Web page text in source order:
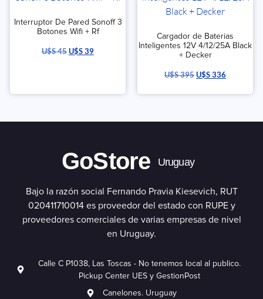
Interruptor De Pared Sonoff 3
Botones Wifi + Rf
U$S45U$S39
Cargador de Baterias
Inteligentes 12V 4/12/25A Black
+ Decker
U$S395U$S336
GoStore Uruguay
Bajo la razón social Fernando Pravia Kiesevich, RUT
020411710014 es proveedor del estado con RUPE y
proveedores comerciales de varias empresas de nivel
en Uruguay.
Calle C P1038, Las Toscas - No tenemos local al publico.
Pickup Center UES y GestionPost
Canelones. Uruguay